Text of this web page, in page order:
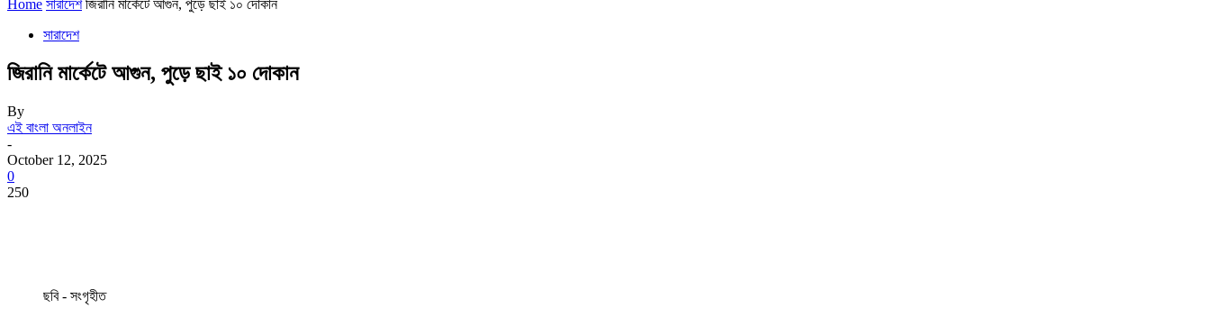
Home সারাদেশ জিরানি মার্কেটে আগুন, পুড়ে ছাই ১০ দোকান
সারাদেশ
জিরানি মার্কেটে আগুন, পুড়ে ছাই ১০ দোকান
By
এই বাংলা অনলাইন
-
October 12, 2025
0
250
ছবি - সংগৃহীত